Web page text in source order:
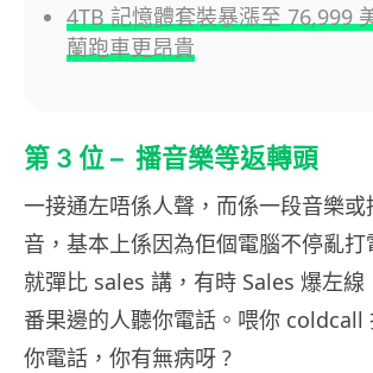
4TB 記憶體套裝暴漲至 76,999
蘭跑車更昂貴
第 3 位 – 播音樂等返轉頭
一接通左唔係人聲，而係一段音樂或
音，基本上係因為佢個電腦不停亂
就彈比 sales 講，有時 Sales 爆左線
番果邊的人聽你電話。喂你 coldcall
你電話，你有無病呀 ?